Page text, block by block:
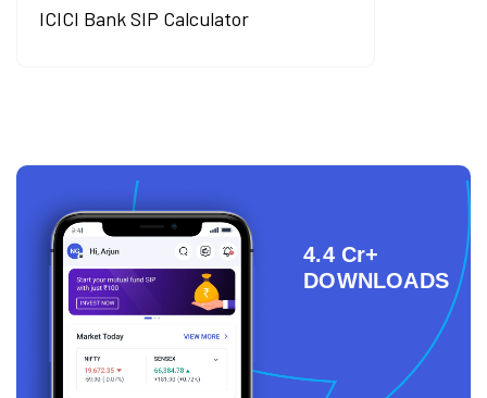
ICICI Bank SIP Calculator
4.4 Cr+
DOWNLOADS